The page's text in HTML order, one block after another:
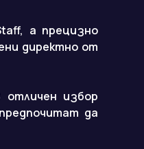
а прецизно
директно от
избор
да